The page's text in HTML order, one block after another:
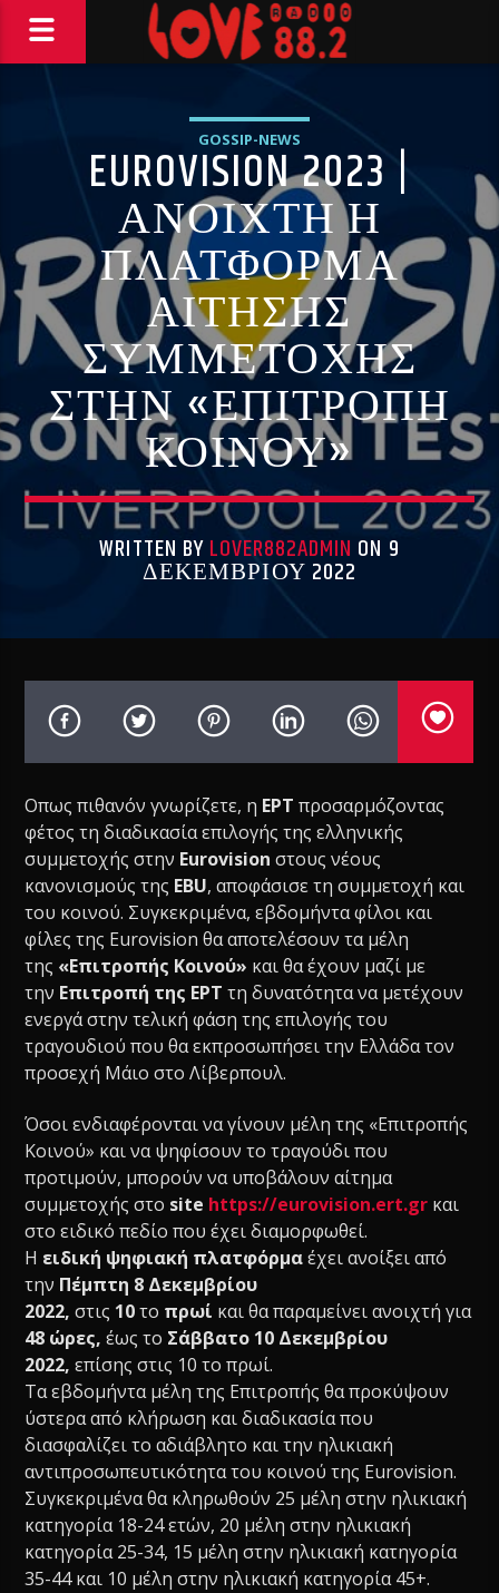
GOSSIP-NEWS
EUROVISION 2023 |
ΑΝΟΙΧΤΗ Η
ΠΛΑΤΦΟΡΜΑ
ΑΙΤΗΣΗΣ
ΣΥΜΜΕΤΟΧΗΣ
ΣΤΗΝ «ΕΠΙΤΡΟΠΗ
ΚΟΙΝΟΥ»
WRITTEN BYLOVER882ADMIN ON 9
ΔΕΚΕΜΒΡΊΟΥ 2022
Οπως πιθανόν γνωρίζετε, η ΕΡΤ προσαρμόζοντας
φέτος τη διαδικασία επιλογής της ελληνικής
συμμετοχής στην Εurovision στους νέους
κανονισμούς της EBU, αποφάσισε τη συμμετοχή και
του κοινού. Συγκεκριμένα, εβδομήντα φίλοι και
φίλες της Eurovision θα αποτελέσουν τα μέλη
της «Επιτροπής Κοινού» και θα έχουν μαζί με
την Επιτροπή της ΕΡΤ τη δυνατότητα να μετέχουν
ενεργά στην τελική φάση της επιλογής του
τραγουδιού που θα εκπροσωπήσει την Ελλάδα τον
προσεχή Μάιο στο Λίβερπουλ.
Όσοι ενδιαφέρονται να γίνουν μέλη της «Επιτροπής
Κοινού» και να ψηφίσουν το τραγούδι που
προτιμούν, μπορούν να υποβάλουν αίτημα
συμμετοχής στο site https://eurovision.ert.gr και
στο ειδικό πεδίο που έχει διαμορφωθεί.
Η ειδική ψηφιακή πλατφόρμαέχει ανοίξει από
την Πέμπτη 8 Δεκεμβρίου
2022, στις 10το πρωί και θα παραμείνει ανοιχτή για
48 ώρες, έως το Σάββατο 10 Δεκεμβρίου
2022, επίσης στις 10 το πρωί.
Τα εβδομήντα μέλη της Επιτροπής θα προκύψουν
ύστερα από κλήρωση και διαδικασία που
διασφαλίζει το αδιάβλητο και την ηλικιακή
αντιπροσωπευτικότητα του κοινού της Eurovision.
Συγκεκριμένα θα κληρωθούν 25 μέλη στην ηλικιακή
κατηγορία 18-24 ετών, 20 μέλη στην ηλικιακή
κατηγορία 25-34, 15 μέλη στην ηλικιακή κατηγορία
35-44 και 10 μέλη στην ηλικιακή κατηγορία 45+.